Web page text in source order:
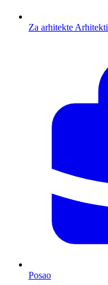
Za arhitekte Arhitekti
Posao